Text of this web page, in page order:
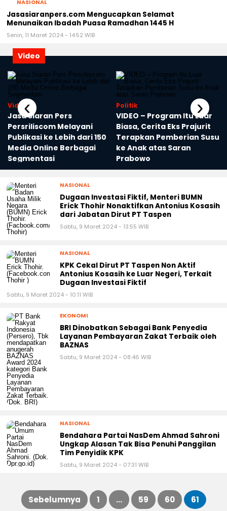
NASIONAL
Jasasiaranpers.com Mengucapkan Selamat
Menunaikan Ibadah Puasa Ramadhan 1445 H
Senin, 11 Maret 2024 - 14:52 WIB
Video
Video
Jasa Siaran Pers
Persriliscom Melayani
Publikasi ke Lebih dari 150
Media Online Berbagai
Segmentasi
Politik
VIDEO – Program Itu Luar
Biasa, Cerita Eks Prajurit
Terapkan Pemberian Susu
ke Anak atas Saran
Prabowo
‹ ›
NASIONAL
Dugaan Investasi Fiktif, Menteri BUMN
Erick Thohir Nonaktifkan Antonius Kosasih
dari Jabatan Dirut PT Taspen
Sabtu, 9 Maret 2024 - 13:55 WIB
NASIONAL
KPK Cekal Dirut PT Taspen Non Aktif
Antonius Kosasih ke Luar Negeri, Terkait
Dugaan Investasi Fiktif
Sabtu, 9 Maret 2024 - 10:11 WIB
EKONOMI
BRI Dinobatkan Sebagai Bank Penyedia
Layanan Pembayaran Zakat Terbaik oleh
BAZNAS
Sabtu, 9 Maret 2024 - 08:46 WIB
NASIONAL
Bendahara Partai NasDem Ahmad Sahroni
Ungkap Alasan Tak Bisa Penuhi Panggilan
Tim Penyidik KPK
Sabtu, 9 Maret 2024 - 07:31 WIB
Paginasi
Sebelumnya 1 … 59 60 61